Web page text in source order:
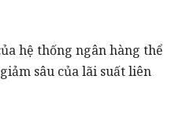
hệ thống ngân hàng thể
sâu của lãi suất liên